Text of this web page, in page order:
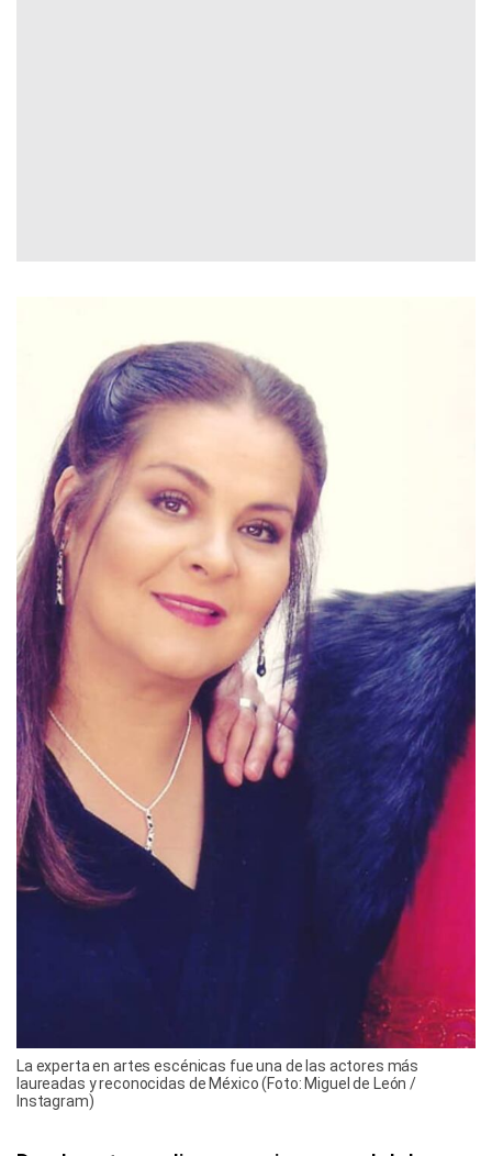
La experta en artes escénicas fue una de las actores más
laureadas y reconocidas de México (Foto: Miguel de León /
Instagram)